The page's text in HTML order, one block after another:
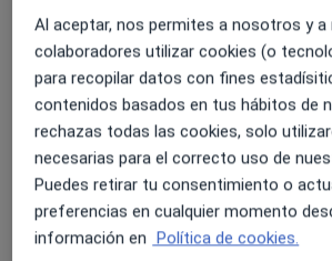
etc.
Rehabilitación Postural (niños y
Pisada- Plantillas- Biomecánica
Equipamiento ortopédico,
mediante el uso de Health app
Reeducación postural globlal (rpg)
Neurorrehabilitación
Rehabilitación infantil
Principales enfermedades tratadas
Tendinitis
Contractura muscular
Lesiones deportivas
Cervicalgia
Plagiocefalia del bebé
+20
Al aceptar, nos permites a nosotros y a
colaboradores utilizar cookies (o
para recopilar datos con fines
contenidos basados en tus hábitos de
rechazas todas las cookies, solo
necesarias para el correcto uso de
Puedes retirar tu consentimiento o
preferencias en cualquier momento
información en Política de cookies.